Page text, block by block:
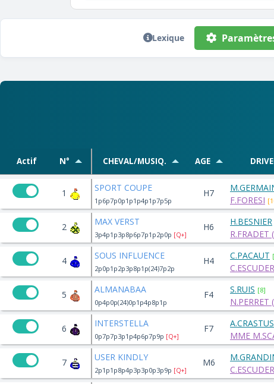
Lexique
Actif N° CHEVAL/MUSIQ. AGE
1 SPORT COUPE
1p6p7p0p1p1p4p1p7p5p
H7
F.FORESI
2 MAX VERST
3p4p1p3p8p6p7p1p2p0p [Q+]
H6 H.BESNIER
R.FRADET
4 SOUS INFLUENCE
2p0p1p2p3p8p1p(24)7p2p
H4 C.PACAUT
C.ESCUDER
5 ALMANABAA
0p4p0p(24)0p1p4p8p1p
F4 S.RUIS [8]
N.PERRET
6 INTERSTELLA
0p7p7p3p1p4p6p7p9p [Q+]
F7 A.CRASTUS
MME
7 USER KINDLY
2p1p1p8p4p3p3p0p3p9p [Q+]
M6
C.ESCUDER